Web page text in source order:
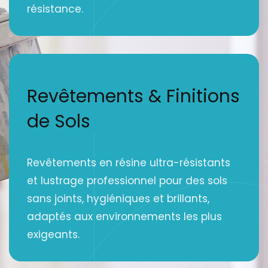
résistance.
Revêtements & Finitions
de Sols
Revêtements en résine ultra-résistants
et lustrage professionnel pour des sols
sans joints, hygiéniques et brillants,
adaptés aux environnements les plus
exigeants.